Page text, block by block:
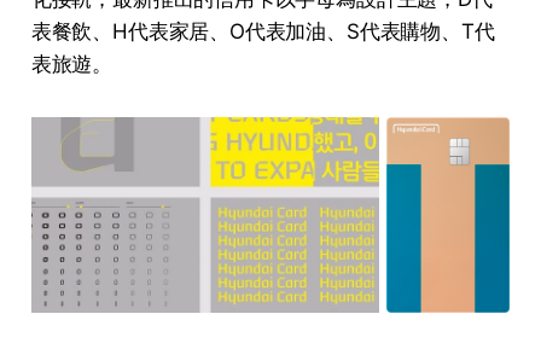
表餐飲、H代表家居、O代表加油、S代表購物、T代
表旅遊。